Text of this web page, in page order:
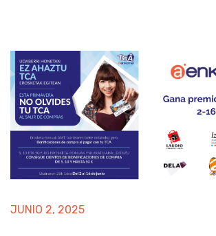
JUNIO 2, 2025